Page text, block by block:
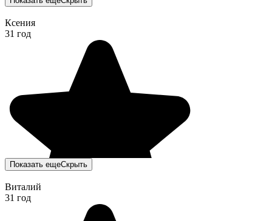
Ксения
31 год
Показать ещеСкрыть
Виталий
31 год